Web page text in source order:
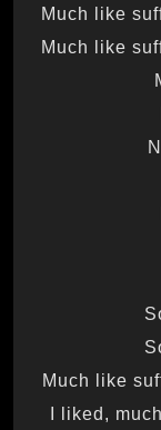
Much like
Much like
Much like
I liked,